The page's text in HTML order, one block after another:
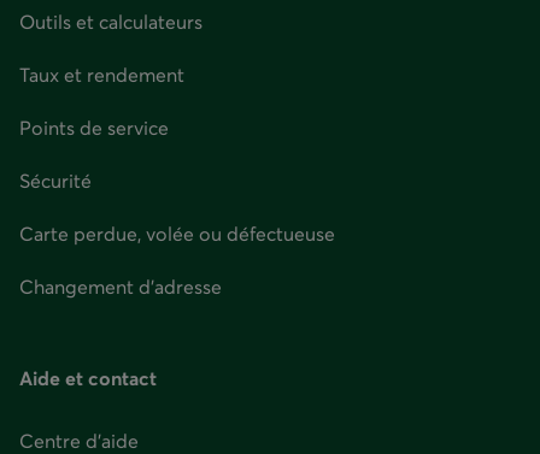
Outils et calculateurs
Taux et rendement
Points de service
Sécurité
Carte perdue, volée ou défectueuse
Changement d'adresse
Aide et contact
Centre d'aide